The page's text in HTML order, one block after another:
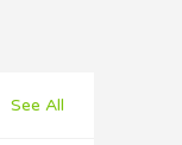
See All